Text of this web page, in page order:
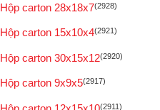
Hộp carton 28x18x7(2928)
Hộp carton 15x10x4(2921)
Hộp carton 30x15x12(2920)
Hộp carton 9x9x5(2917)
(2911)